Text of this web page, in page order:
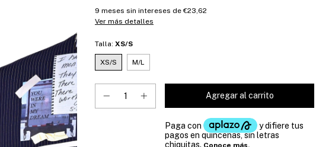
9 meses sin intereses de €23,62
Ver más detalles
Talla: XS/S
XS/S M/L